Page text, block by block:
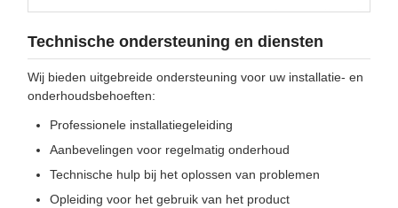
Technische ondersteuning en diensten
Wij bieden uitgebreide ondersteuning voor uw installatie- en
onderhoudsbehoeften:
Professionele installatiegeleiding
Aanbevelingen voor regelmatig onderhoud
Technische hulp bij het oplossen van problemen
Opleiding voor het gebruik van het product